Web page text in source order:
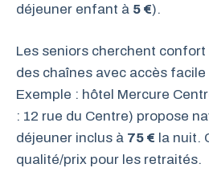
déjeuner enfant à 5 €).
Les seniors cherchent
des chaînes avec accès
Exemple : hôtel Mercure
: 12 rue du Centre) propose
déjeuner inclus à 75 € la nuit.
qualité/prix pour les retraités.